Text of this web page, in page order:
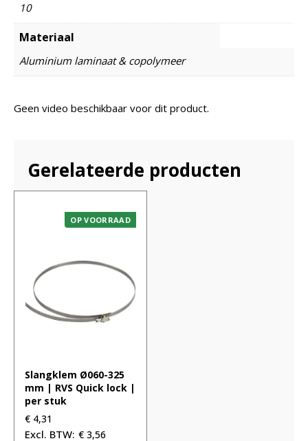
10
Materiaal
Aluminium laminaat & copolymeer
Geen video beschikbaar voor dit product.
Gerelateerde producten
OP VOORRAAD
Slangklem Ø060-325
mm | RVS Quick lock |
per stuk
€ 4,31
€ 3,56